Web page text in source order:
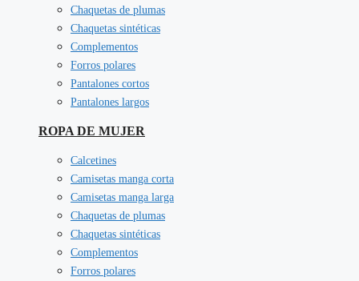
Chaquetas de plumas
Chaquetas sintéticas
Complementos
Forros polares
Pantalones cortos
Pantalones largos
ROPA DE MUJER
Calcetines
Camisetas manga corta
Camisetas manga larga
Chaquetas de plumas
Chaquetas sintéticas
Complementos
Forros polares